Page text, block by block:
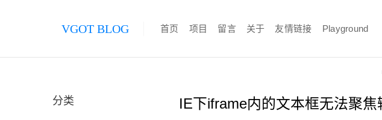
VGOT BLOG 首页 项目 留言 关于 友情链接 Playground
分类 IE下iframe内的文本框无法聚焦